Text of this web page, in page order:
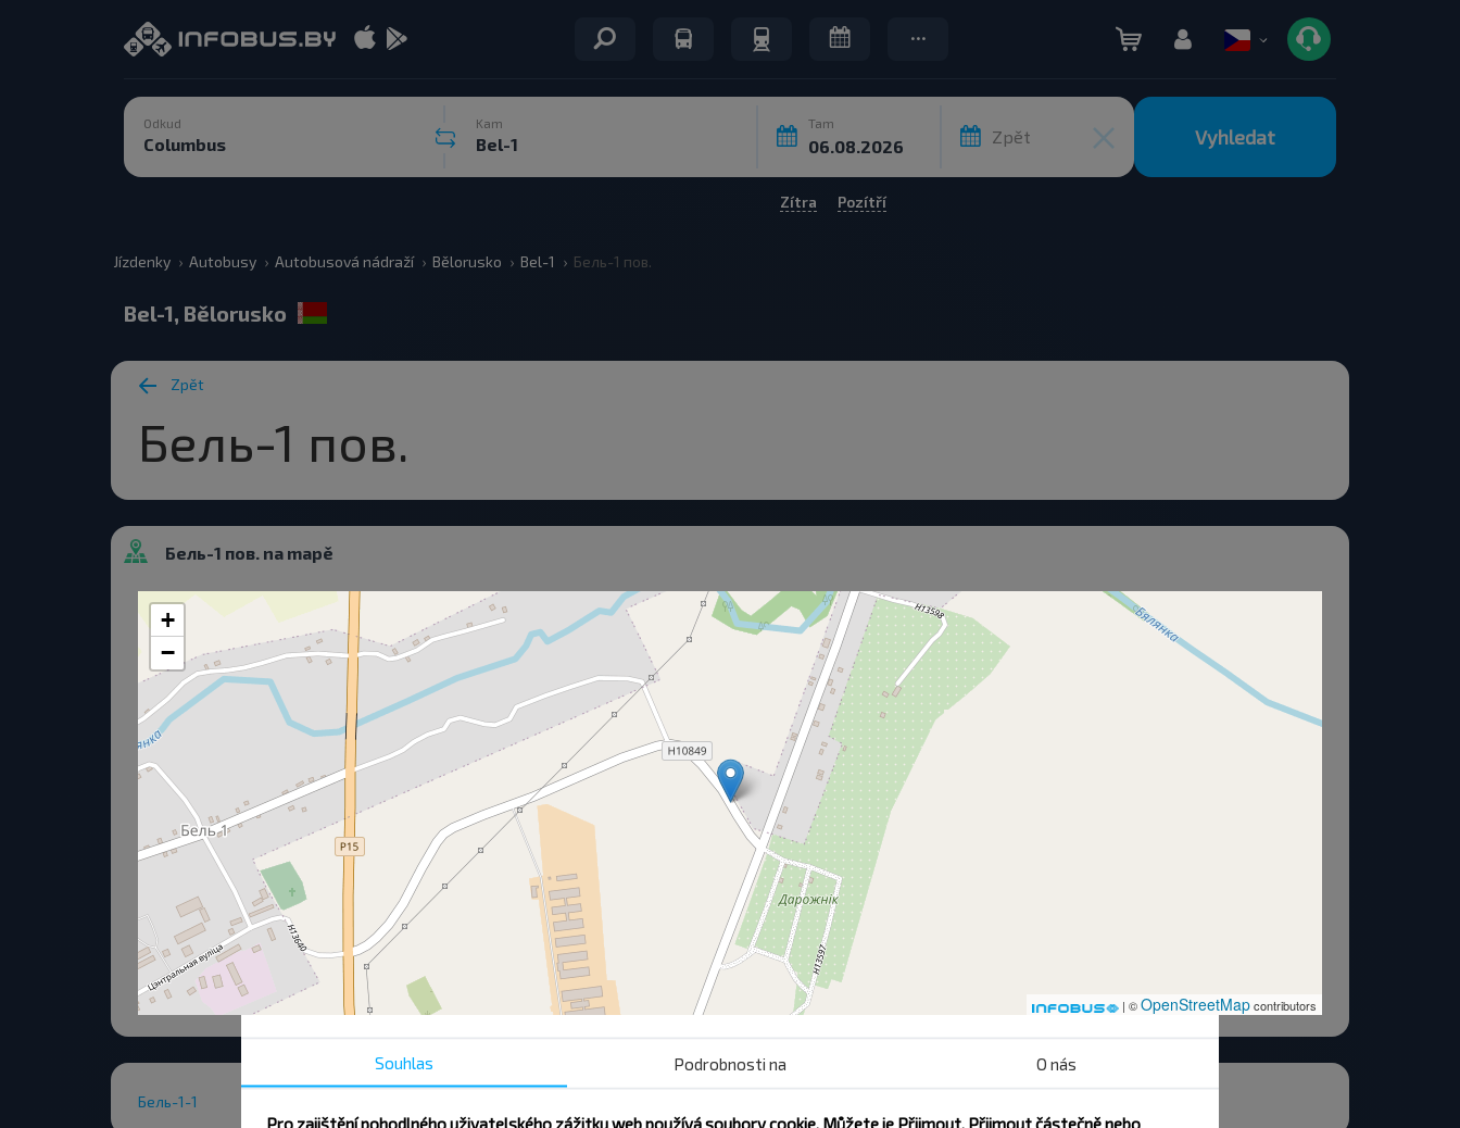
Odkud Kam Tam
Zpět Vyhledat
Zítra Pozítří
Jízdenky Autobusy Autobusová nádraží Bělorusko Bel-1 Бель-1 пов.
Bel-1, Bělorusko
Zpět
Бель-1 пов.
Бель-1 пов. na mapě
+
−
| ©OpenStreetMapcontributors
Бель-1-1
Souhlas Podrobnosti na O nás
Pro zajištění pohodlného uživatelského zážitku web používá soubory cookie. Můžete je Přijmout, Přijmout částečně nebo